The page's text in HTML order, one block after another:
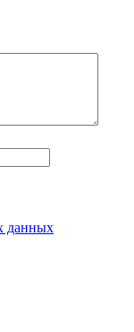
данных